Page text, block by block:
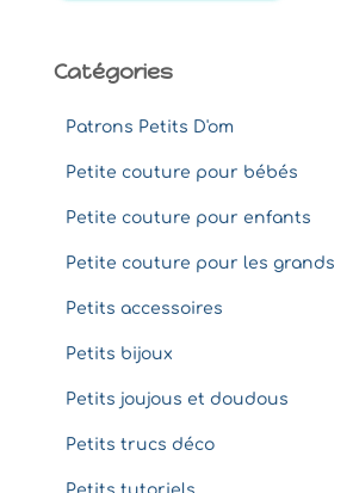
Catégories
Patrons Petits D'om
Petite couture pour bébés
Petite couture pour enfants
Petite couture pour les grands
Petits accessoires
Petits bijoux
Petits joujous et doudous
Petits trucs déco